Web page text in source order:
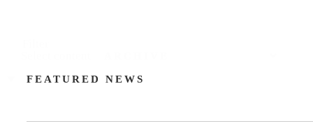
FEATURED NEWS